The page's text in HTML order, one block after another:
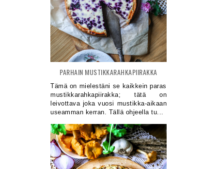
PARHAIN MUSTIKKARAHKAPIIRAKKA
Tämä on mielestäni se kaikkein paras
mustikkarahkapiirakka; tätä on
leivottava joka vuosi mustikka-aikaan
useamman kerran. Tällä ohjeella tu...